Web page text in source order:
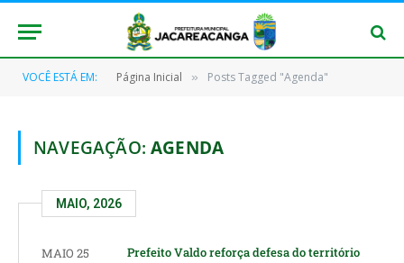
VOCÊ ESTÁ EM: Página Inicial » Posts Tagged "Agenda"
NAVEGAÇÃO:AGENDA
MAIO, 2026
MAIO 25
Prefeito Valdo reforça defesa do território